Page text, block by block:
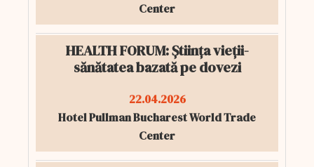
Center
HEALTH FORUM: Știința vieții-
sănătatea bazată pe dovezi
22.04.2026
Hotel Pullman Bucharest World Trade
Center